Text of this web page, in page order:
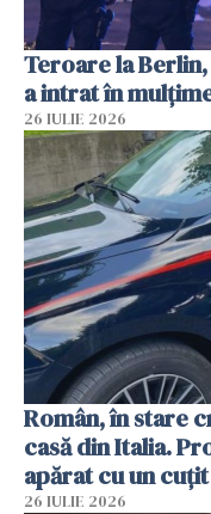
Teroare la
a intrat în
26 IULIE 2026
Român, în stare
casă din Italia.
apărat cu un cuțit
26 IULIE 2026